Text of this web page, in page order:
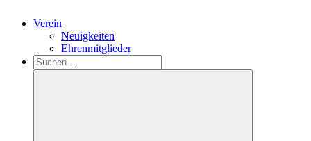
Verein
Neuigkeiten
Ehrenmitglieder
Search
Suchen
nach: